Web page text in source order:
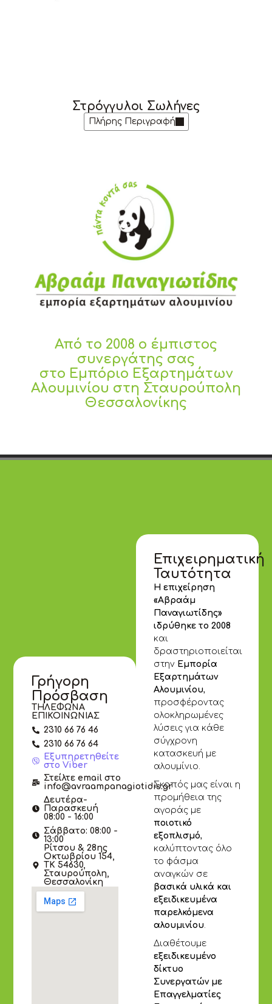
Στρόγγυλοι Σωλήνες
Πλήρης Περιγραφή
Από το 2008 ο έμπιστος
συνεργάτης σας
στο Εμπόριο Εξαρτημάτων
Αλουμινίου στη Σταυρούπολη
Θεσσαλονίκης
Επιχειρηματική
Ταυτότητα
Η επιχείρηση
«Αβραάμ
Παναγιωτίδης»
ιδρύθηκε το 2008
και
δραστηριοποιείται
στην Εμπορία
Εξαρτημάτων
Αλουμινίου,
προσφέροντας
ολοκληρωμένες
λύσεις για κάθε
σύγχρονη
κατασκευή με
αλουμίνιο.
Σκοπός μας είναι η
προμήθεια της
αγοράς με
ποιοτικό
εξοπλισμό,
καλύπτοντας όλο
το φάσμα
αναγκών σε
βασικά υλικά και
εξειδικευμένα
παρελκόμενα
αλουμινίου.
Διαθέτουμε
εξειδικευμένο
δίκτυο
Συνεργατών με
Επαγγελματίες
Γρήγορη
Πρόσβαση
ΤΗΛΕΦΩΝΑ
ΕΠΙΚΟΙΝΩΝΙΑΣ
2310 66 76 46
2310 66 76 64
Εξυπηρετηθείτε
στο Viber
Στείλτε email στο
info@avraampanagiotidis.gr
Δευτέρα-
Παρασκευή
08:00 - 16:00
Σάββατο: 08:00 -
13:00
Ρίτσου & 28ης
Οκτωβρίου 154,
ΤΚ 54630,
Σταυρούπολη,
Θεσσαλονίκη